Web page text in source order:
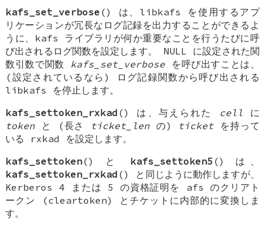
kafs_set_verbose () は、libkafs を使用するアプ
リケーションが冗長なログ記録を出力することができるよ
うに、kafs ライブラリが何か重要なことを行うたびに呼
び出されるログ関数を設定します。 NULL に設定された関
数引数で関数 kafs_set_verbose を呼び出すことは、
(設定されているなら) ログ記録関数から呼び出される
libkafs を停止します。
kafs_settoken_rxkad () は、与えられた cell に
token と (長さ ticket_len の) ticketを持って
いる rxkad
を設定します。
kafs_settoken() と kafs_settoken5 () は、
kafs_settoken_rxkad () と同じように動作しますが、
Kerberos 4 または 5 の資格証明を afs のクリアト
ークン (cleartoken) とチケットに内部的に変換しま
す。